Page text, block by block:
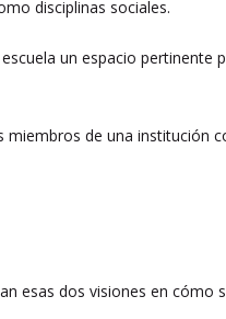
disciplinas sociales.
un espacio pertinente
de una institución
esas dos visiones en cómo